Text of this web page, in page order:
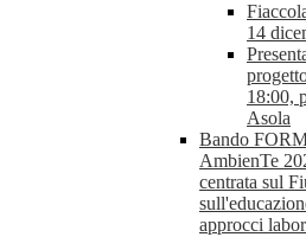
14
18:00,
Asola
Bando
AmbienTe
centrata sul
approcci